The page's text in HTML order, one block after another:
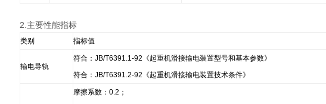
2.主要性能指标
类别 指标值
输电导轨
符合：JB/T6391.1-92《起重机滑接输电装置型号和基本参数》
符合：JB/T6391.2-92《起重机滑接输电装置技术条件》
摩擦系数：0.2；